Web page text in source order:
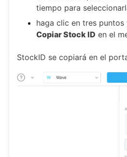
tiempo para
haga clic en tres puntos
Copiar Stock ID en el
StockID se copiará en el